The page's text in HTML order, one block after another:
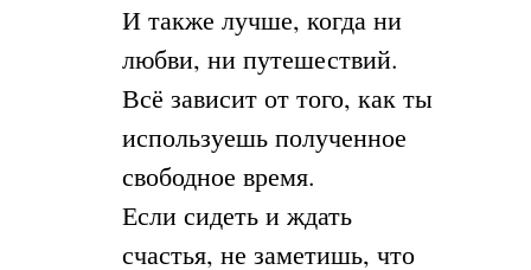
И также лучше, когда ни
любви, ни путешествий.
Всё зависит от того, как ты
используешь полученное
свободное время.
Если сидеть и ждать
счастья, не заметишь, что